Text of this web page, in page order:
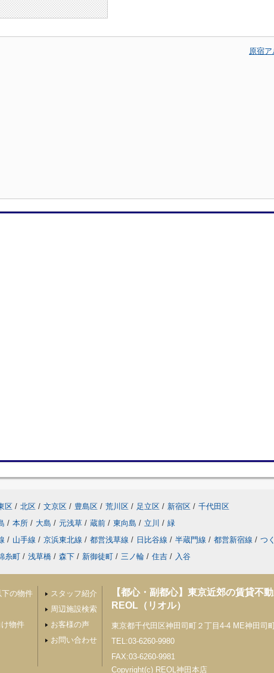
原宿
区 / 北区 / 文京区 / 豊島区 / 荒川区 / 足立区 / 新宿区 / 千代田区
/ 本所 / 大島 / 元浅草 / 蔵前 / 東向島 / 立川 / 緑
/ 山手線 / 京浜東北線 / 都営浅草線 / 日比谷線 / 半蔵門線 / 都営新宿線 / つ
糸町 / 浅草橋 / 森下 / 新御徒町 / 三ノ輪 / 住吉 / 入谷
の物件
物件
スタッフ紹介
周辺施設検索
お客様の声
お問い合わせ
【都心・副都心】東京近郊の賃貸不
REOL（リオル）
東京都千代田区神田司町２丁目4-4 ME神田司
TEL:03-6260-9980
FAX:03-6260-9981
Copyright(c) REOL神田本店